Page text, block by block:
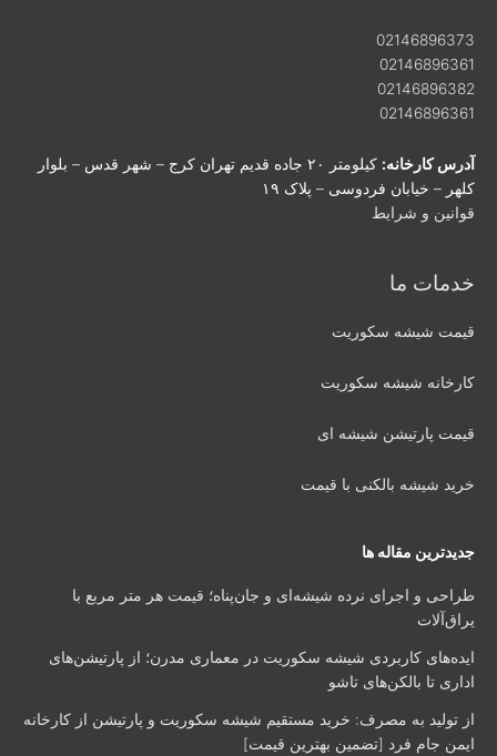
02146896373
02146896361
02146896382
02146896361
آدرس کارخانه:
کیلومتر ۲۰ جاده قدیم تهران کرج – شهر قدس – بلوار
کلهر – خیابان فردوسی – پلاک ۱۹
قوانین و شرایط
خدمات ما
قیمت شیشه سکوریت
کارخانه شیشه سکوریت
قیمت پارتیشن شیشه ای
خرید شیشه بالکنی با قیمت
جدیدترین مقاله ها
طراحی و اجرای نرده شیشه‌ای و جان‌پناه؛ قیمت هر متر مربع با
یراق‌آلات
ایده‌های کاربردی شیشه سکوریت در معماری مدرن؛ از پارتیشن‌های
اداری تا بالکن‌های تاشو
از تولید به مصرف: خرید مستقیم شیشه سکوریت و پارتیشن از کارخانه
ایمن جام فرد [تضمین بهترین قیمت]